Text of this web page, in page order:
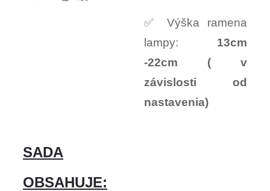
✅ Výška ramena
lampy: 13cm
-22cm ( v
závislosti od
nastavenia)
SADA
OBSAHUJE: